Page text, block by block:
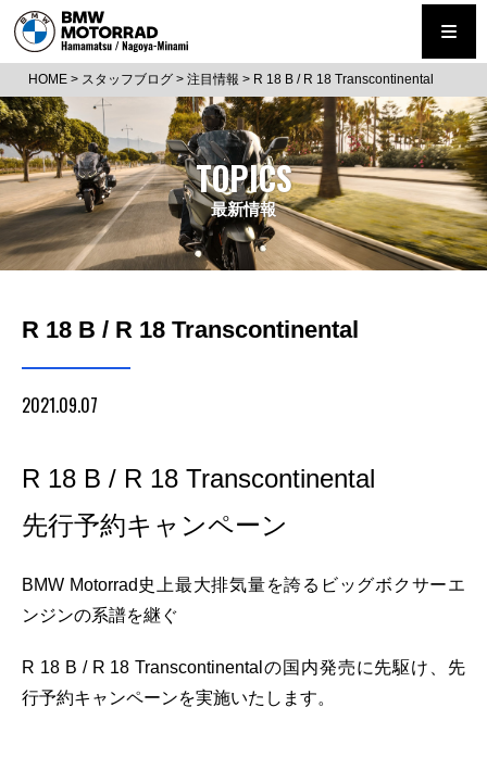
HOME > スタッフブログ > 注目情報 > R 18 B / R 18 Transcontinental
TOPICS
最新情報
R 18 B / R 18 Transcontinental
2021.09.07
R 18 B / R 18 Transcontinental
先行予約キャンペーン
BMW Motorrad史上最大排気量を誇るビッグボクサーエ
ンジンの系譜を継ぐ
R 18 B / R 18 Transcontinentalの国内発売に先駆け、先
行予約キャンペーンを実施いたします。